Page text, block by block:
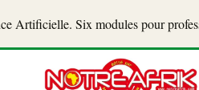
Artificielle. Six modules pour